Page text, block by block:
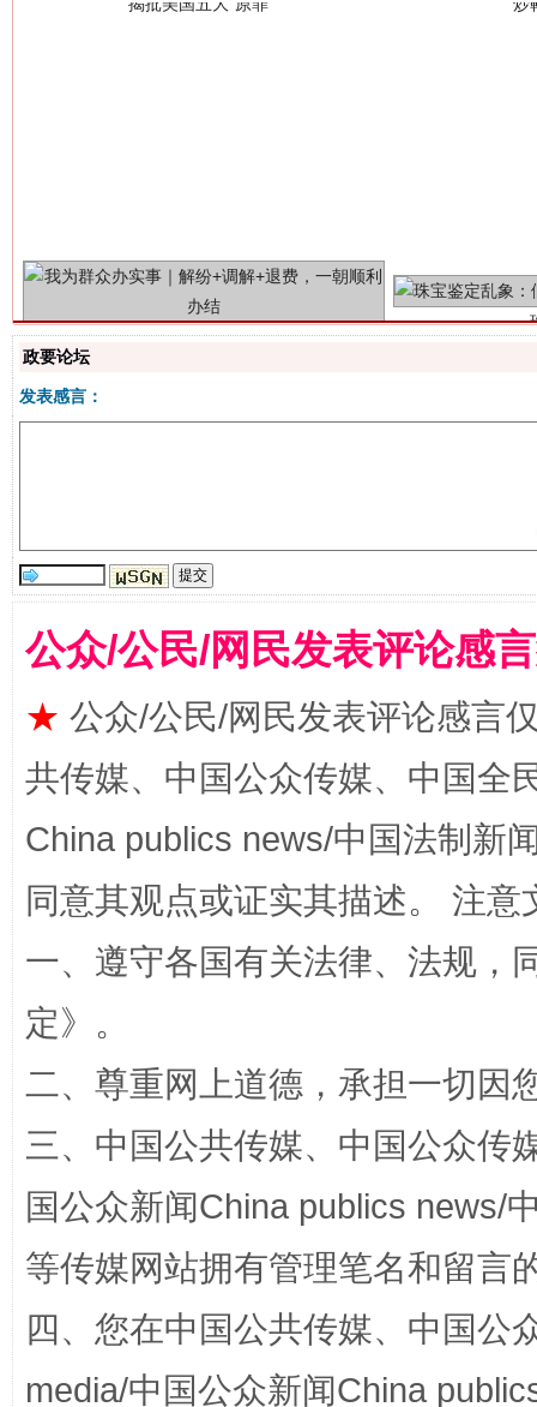
漫山遍野的桃花与雪山、麦地、白藏房 除
招工难、用工荒背后
政要论坛
发表感言：
公众/公民/网民发表评论感
★ 公众/公民/网民发表评论感言
共传媒、中国公众传媒、中国全
China publics news/中国法制新
同意其观点或证实其描述。 注
一、遵守各国有关法律、法规，
定》。
二、尊重网上道德，承担一切因
三、中国公共传媒、中国公众传
国公众新闻China publics news/
等传媒网站拥有管理笔名和留言
四、您在中国公共传媒、中国公
media/中国公众新闻China